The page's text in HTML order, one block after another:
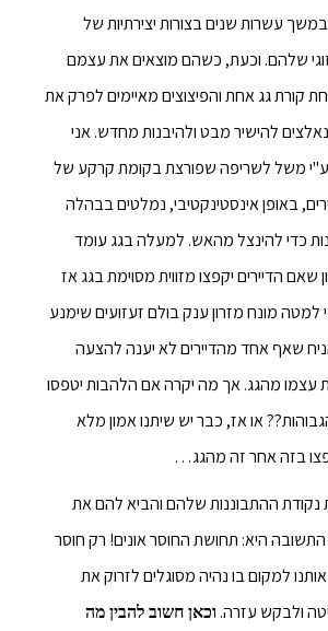
עשרות שנים בצורות יצירתיות של
שלהם. וכעת, כשהם מוצאים את עצמם
תחת קורת גג אחת והפיצוצים מאיימים לפרק את
להישיר מבט ולהיבנות מחדש. אני
משל לשריפה שפורצת בקומת קרקע של
באופן אינסטינקטיבי, נמלטים בבהלה
כדי להינצל מהאש. למעלה בגג עומד
שאם הדיירים יקפצו מזווית מסוימת בגג אז
למטה מונח מזרון ענק בולם זעזועים שימנע
שאף אחד מהדיירים לא יענה להצעה
את עצמו מהגג. אך מה יקרה אם הלהבות יטפסו
או אז, כבר יש שיתנו אמון מלא
בזה אחר זה מהגג…
ההתבוננות שלהם והביא להם את
התשובה היא: תחושת החוסר אונים! רק חוסר
למקום בו נהיה מסוגלים לזרוק את
ולבקש עזרה. וכאן חשוב להבין מה